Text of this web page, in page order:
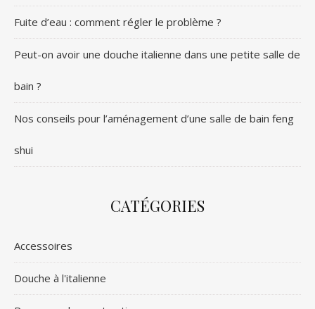
Fuite d’eau : comment régler le problème ?
Peut-on avoir une douche italienne dans une petite salle de
bain ?
Nos conseils pour l’aménagement d’une salle de bain feng
shui
CATÉGORIES
Accessoires
Douche à l'italienne